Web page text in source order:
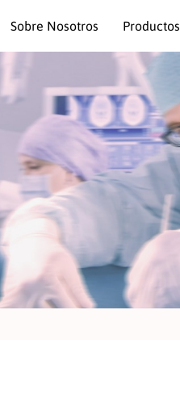
Sobre Nosotros Productos